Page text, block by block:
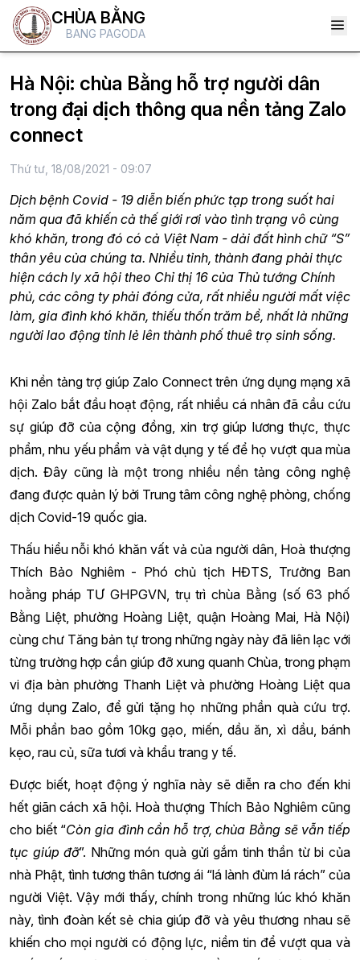
CHÙA BẰNG
BANG PAGODA
Hà Nội: chùa Bằng hỗ trợ người dân
trong đại dịch thông qua nền tảng Zalo
connect
Thứ tư, 18/08/2021 - 09:07
Dịch bệnh Covid - 19 diễn biến phức tạp trong suốt hai
năm qua đã khiến cả thế giới rơi vào tình trạng vô cùng
khó khăn, trong đó có cả Việt Nam - dải đất hình chữ “S”
thân yêu của chúng ta. Nhiều tỉnh, thành đang phải thực
hiện cách ly xã hội theo Chỉ thị 16 của Thủ tướng Chính
phủ, các công ty phải đóng cửa, rất nhiều người mất việc
làm, gia đình khó khăn, thiếu thốn trăm bề, nhất là những
người lao động tỉnh lẻ lên thành phố thuê trọ sinh sống.
Khi nền tảng trợ giúp Zalo Connect trên ứng dụng mạng xã
hội Zalo bắt đầu hoạt động, rất nhiều cá nhân đã cầu cứu
sự giúp đỡ của cộng đồng, xin trợ giúp lương thực, thực
phẩm, nhu yếu phẩm và vật dụng y tế để họ vượt qua mùa
dịch. Đây cũng là một trong nhiều nền tảng công nghệ
đang được quản lý bởi Trung tâm công nghệ phòng, chống
dịch Covid-19 quốc gia.
Thấu hiểu nỗi khó khăn vất vả của người dân, Hoà thượng
Thích Bảo Nghiêm - Phó chủ tịch HĐTS, Trưởng Ban
hoằng pháp TƯ GHPGVN, trụ trì chùa Bằng (số 63 phố
Bằng Liệt, phường Hoàng Liệt, quận Hoàng Mai, Hà Nội)
cùng chư Tăng bản tự trong những ngày này đã liên lạc với
từng trường hợp cần giúp đỡ xung quanh Chùa, trong phạm
vi địa bàn phường Thanh Liệt và phường Hoàng Liệt qua
ứng dụng Zalo, để gửi tặng họ những phần quà cứu trợ.
Mỗi phần bao gồm 10kg gạo, miến, dầu ăn, xì dầu, bánh
kẹo, rau củ, sữa tươi và khẩu trang y tế.
Được biết, hoạt động ý nghĩa này sẽ diễn ra cho đến khi
hết giãn cách xã hội. Hoà thượng Thích Bảo Nghiêm cũng
cho biết “Còn gia đình cần hỗ trợ, chùa Bằng sẽ vẫn tiếp
tục giúp đỡ”. Những món quà gửi gắm tinh thần từ bi của
nhà Phật, tình tương thân tương ái “lá lành đùm lá rách” của
người Việt. Vậy mới thấy, chính trong những lúc khó khăn
này, tình đoàn kết sẻ chia giúp đỡ và yêu thương nhau sẽ
khiến cho mọi người có động lực, niềm tin để vượt qua và